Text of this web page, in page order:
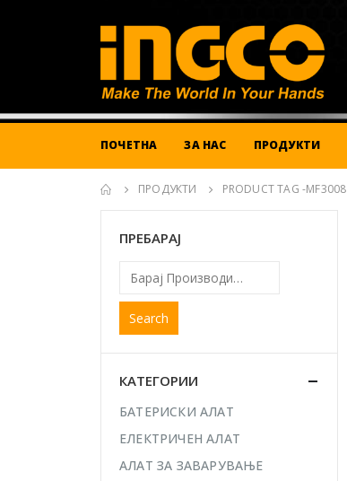
ПОЧЕТНА ЗА НАС ПРОДУКТИ
ПРОДУКТИ PRODUCT TAG -MF3008
ПРЕБАРАЈ
Search
КАТЕГОРИИ
БАТЕРИСКИ АЛАТ
ЕЛЕКТРИЧЕН АЛАТ
АЛАТ ЗА ЗАВАРУВАЊЕ